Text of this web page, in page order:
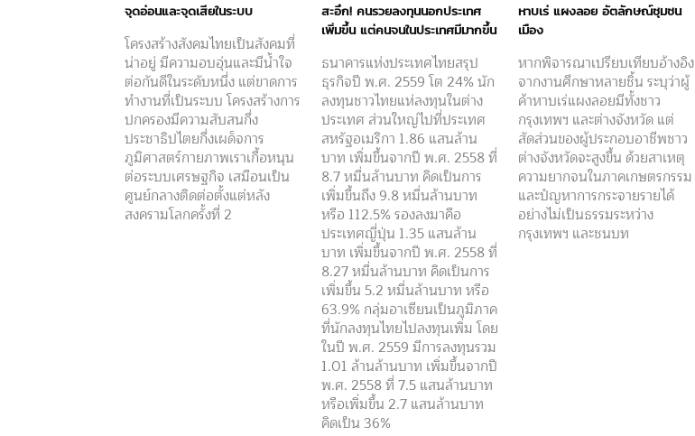
จุดอ่อนและจุดเสียในระบบ
โครงสร้างสังคมไทยเป็นสังคมที่
น่าอยู่ มีความอบอุ่นและมีน้ำใจ
ต่อกันดีในระดับหนึ่ง แต่ขาดการ
ทำงานที่เป็นระบบ โครงสร้างการ
ปกครองมีความสับสนกึ่ง
ประชาธิปไตยกึ่งเผด็จการ
ภูมิศาสตร์กายภาพเราเกื้อหนุน
ต่อระบบเศรษฐกิจ เสมือนเป็น
ศูนย์กลางติดต่อตั้งแต่หลัง
สงครามโลกครั้งที่ 2
สะอึก! คนรวยลงทุนนอกประเทศ
เพิ่มขึ้น แต่คนจนในประเทศมีมากขึ้น
ธนาคารแห่งประเทศไทยสรุป
ธุรกิจปี พ.ศ. 2559 โต 24% นัก
ลงทุนชาวไทยแห่ลงทุนในต่าง
ประเทศ ส่วนใหญ่ไปที่ประเทศ
สหรัฐอเมริกา 1.86 แสนล้าน
บาท เพิ่มขึ้นจากปี พ.ศ. 2558 ที่
8.7 หมื่นล้านบาท คิดเป็นการ
เพิ่มขึ้นถึง 9.8 หมื่นล้านบาท
หรือ 112.5% รองลงมาคือ
ประเทศญี่ปุ่น 1.35 แสนล้าน
บาท เพิ่มขึ้นจากปี พ.ศ. 2558 ที่
8.27 หมื่นล้านบาท คิดเป็นการ
เพิ่มขึ้น 5.2 หมื่นล้านบาท หรือ
63.9% กลุ่มอาเซียนเป็นภูมิภาค
ที่นักลงทุนไทยไปลงทุนเพิ่ม โดย
ในปี พ.ศ. 2559 มีการลงทุนรวม
1.01 ล้านล้านบาท เพิ่มขึ้นจากปี
พ.ศ. 2558 ที่ 7.5 แสนล้านบาท
หรือเพิ่มขึ้น 2.7 แสนล้านบาท
คิดเป็น 36%
หาบเร่ แผงลอย อัตลักษณ์ชุมชน
เมือง
หากพิจารณาเปรียบเทียบอ้างอิง
จากงานศึกษาหลายชิ้น ระบุว่าผู้
ค้าหาบเร่แผงลอยมีทั้งชาว
กรุงเทพฯ และต่างจังหวัด แต่
สัดส่วนของผู้ประกอบอาชีพชาว
ต่างจังหวัดจะสูงขึ้น ด้วยสาเหตุ
ความยากจนในภาคเกษตรกรรม
และปํญหาการกระจายรายได้
อย่างไม่เป็นธรรมระหว่าง
กรุงเทพฯ และชนบท